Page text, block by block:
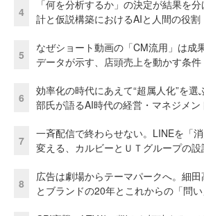
4
「何を分析するか」の決定が結果を
計と仮説構築におけるAIと人間の役割
5
なぜショート動画の「CM流用」は成
データが示す、店頭売上を動かす条件
6
効率化の時代にあえて“超属人化”を
部氏が語るAI時代の経営・マネジメン
7
一斉配信で終わらせない。LINEを「
変える、カルビーとＵＴグループの設
8
広告は劇場からテーマパークへ。細
とブランドの20年とこれからの「問い